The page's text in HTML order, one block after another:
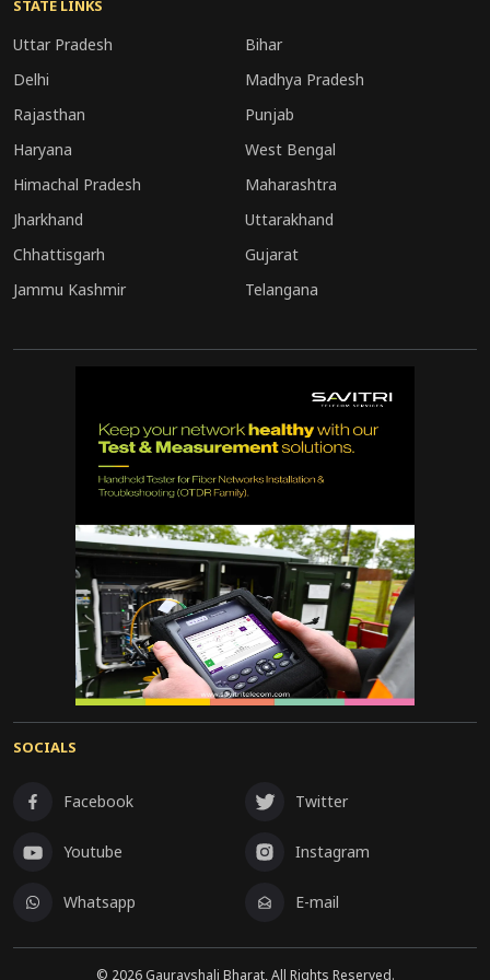
मैच” चुना गया। CSK की यह जीत टीम के आत्मविश्वास को
बढ़ाने के साथ-साथ टूर्नामेंट में उनकी स्थिति को भी मजबूत
करती है।
STATE LINKS
Uttar Pradesh
Bihar
Delhi
Madhya Pradesh
Rajasthan
Punjab
Haryana
West Bengal
Himachal Pradesh
Maharashtra
Jharkhand
Uttarakhand
Chhattisgarh
Gujarat
Jammu Kashmir
Telangana
SOCIALS
Facebook Twitter
Youtube Instagram
Whatsapp E-mail
© 2026Gauravshali Bharat, All Rights Reserved.